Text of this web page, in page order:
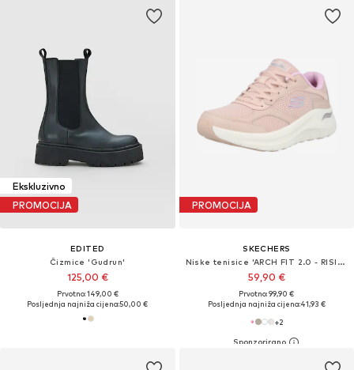
Ekskluzivno
PROMOCIJA
EDITED
Čizmice 'Gudrun'
125,00 €
Prvotno: 149,00 €
Posljednja najniža cijena:50,00 €
PROMOCIJA
SKECHERS
Niske tenisice 'ARCH FIT 2.0 - RISING TIDE'
59,90 €
Prvotno: 99,90 €
Posljednja najniža cijena:41,93 €
+2